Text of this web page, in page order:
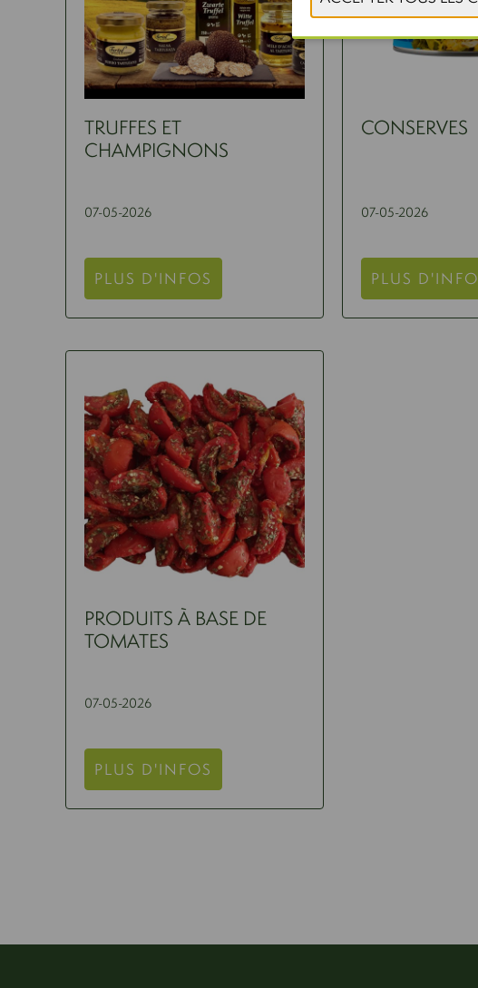
TRUFFES ET
CHAMPIGNONS
07-05-2026
PLUS D'INFOS
CONSERVES
07-05-2026
PLUS
PRODUITS À BASE DE
TOMATES
07-05-2026
PLUS D'INFOS